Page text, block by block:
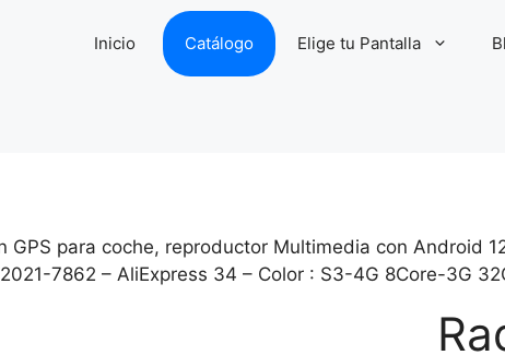
Inicio Catálogo Elige tu Pantalla
GPS para coche, reproductor Multimedia con Android
7862 – AliExpress 34 – Color : S3-4G 8Core-3G